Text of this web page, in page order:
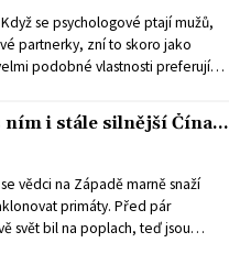
se psychologové ptají mužů,
partnerky, zní to skoro jako
podobné vlastnosti preferují
Muži ani ženy například moc
prince by se taky nevyjímalo,
Přesto se ale ukazuje, že
daleko větší roli, než si byl
dalšího odhalil nový výzkum
odhalit své skutečné
ním i stále silnější Čína...
vědci na Západě marně snaží
primáty. Před pár
svět bil na poplach, teď jsou